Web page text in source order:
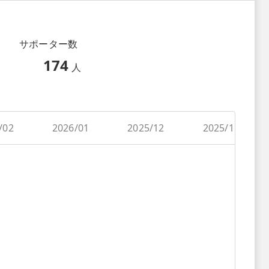
サポーター数
174 人
02 2026/01 2025/12 2025/11